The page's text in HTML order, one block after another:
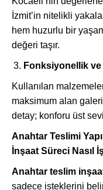
İzmit’in nitelikli
hem huzurlu bir
değeri taşır.
Fonksiyonellik
Kullanılan
maksimum alan
detay; konforu üst
Anahtar Teslimi
İnşaat Süreci Nasıl
Anahtar teslim
sadece isteklerini